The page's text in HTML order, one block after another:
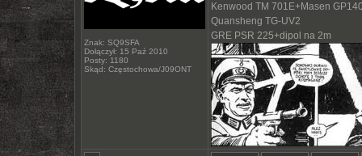
Znak: SQ9SFA
Dołączył: 15 Paź 2010
Posty: 1180
Skąd: Częstochowa/J09ONT
Kenwood TM 701E+Masen
Quansheng TG-UV2
GRE PSR 225+dipol na 2m